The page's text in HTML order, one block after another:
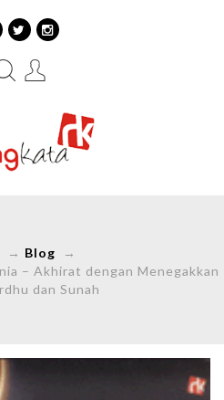
→ Blog →
– Akhirat dengan Menegakkan
dan Sunah